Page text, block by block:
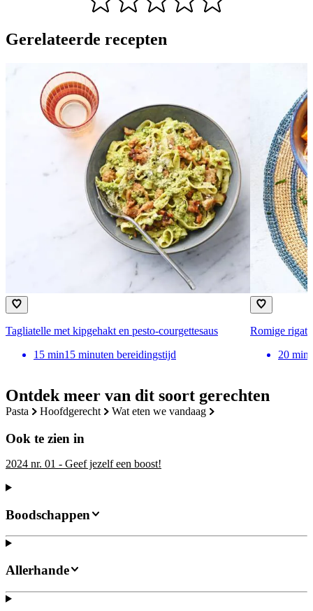
Ontdek meer van dit soort gerechten
pasta hoofdgerecht wat eten we vandaag
Ook te zien in
2024 nr. 01 - Geef jezelf een boost!
Gerelateerde recepten
Tagliatelle met kipgehakt en pesto-courgettesaus
15 min15 minuten bereidingstijd
Romige
20 min
Boodschappen
Allerhande